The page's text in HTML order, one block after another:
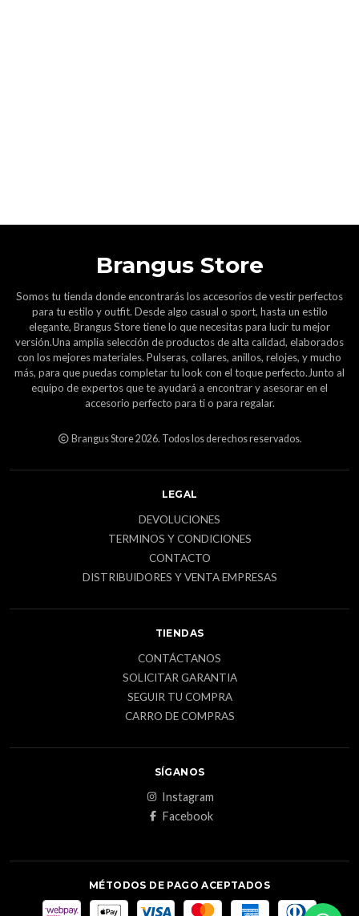
Brangus Store
Somos tu tienda donde encontrarás los accesorios de vestir perfectos
para tu estilo y outfit. Desde algo casual o sport, hasta un estilo
elegante, Brangus Store tiene lo que necesitas para lucir tu mejor
versión.Una amplia selección de productos de alta calidad, elaborados
con los mejores materiales. Pulseras, collares, anillos, relojes, y mucho
más, para que puedas completar tu look con el toque perfecto.Junto al
equipo de expertos que te ayudará a encontrar y asesorar en el
accesorio perfecto para ti o para regalar.
Brangus Store 2026. Todos los derechos reservados.
LEGAL
DEVOLUCIONES
TERMINOS Y CONDICIONES
CONTACTO
DISTRIBUIDORES Y VENTA EMPRESAS
TIENDAS
CONTÁCTANOS
SOLICITAR GARANTIA
SEGUIR TU COMPRA
CARRO DE COMPRAS
SÍGANOS
Instagram
Facebook
MÉTODOS DE PAGO ACEPTADOS